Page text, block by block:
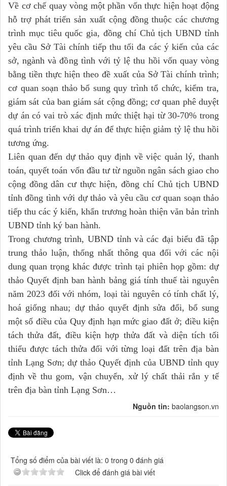
Về cơ chế quay vòng một phần vốn thực hiện hoạt động
hỗ trợ phát triển sản xuất cộng đồng thuộc các chương
trình mục tiêu quốc gia, đồng chí Chủ tịch UBND tỉnh
yêu cầu Sở Tài chính tiếp thu tối đa các ý kiến của các
sở, ngành và đồng tình với tỷ lệ thu hồi vốn quay vòng
bằng tiền thực hiện theo đề xuất của Sở Tài chính trình;
cơ quan soạn thảo bổ sung quy trình tổ chức, kiểm tra,
giám sát của ban giám sát cộng đồng; cơ quan phê duyệt
dự án có vai trò xác định mức thiệt hại từ 30-70% trong
quá trình triển khai dự án để thực hiện giảm tỷ lệ thu hồi
tương ứng.
Liên quan đến dự thảo quy định về việc quản lý, thanh
toán, quyết toán vốn đầu tư từ nguồn ngân sách giao cho
cộng đồng dân cư thực hiện, đồng chí Chủ tịch UBND
tỉnh đồng tình với dự thảo và yêu cầu cơ quan soạn thảo
tiếp thu các ý kiến, khẩn trương hoàn thiện văn bản trình
UBND tỉnh ký ban hành.
Trong chương trình, UBND tỉnh và các đại biểu đã tập
trung thảo luận, thống nhất thông qua đối với các nội
dung quan trọng khác được trình tại phiên họp gồm: dự
thảo Quyết định ban hành bảng giá tính thuế tài nguyên
năm 2023 đối với nhóm, loại tài nguyên có tính chất lý,
hoá giống nhau; dự thảo quyết định sửa đổi, bổ sung
một số điều của Quy định hạn mức giao đất ở; điều kiện
tách thửa đất, điều kiện hợp thửa đất và diện tích tối
thiểu được tách thửa đối với từng loại đất trên địa bàn
tỉnh Lạng Sơn; dự thảo Quyết định của UBND tỉnh quy
định về thu gom, vận chuyển, xử lý chất thải rắn y tế
trên địa bàn tỉnh Lạng Sơn…
Nguồn tin: baolangson.vn
Tổng số điểm của bài viết là: 0 trong 0 đánh giá
Click để đánh giá bài viết